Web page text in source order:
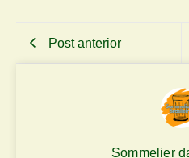
Post anterior
Sommelier